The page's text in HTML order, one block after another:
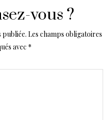
vous ?
publiée. Les champs obligatoires
avec *